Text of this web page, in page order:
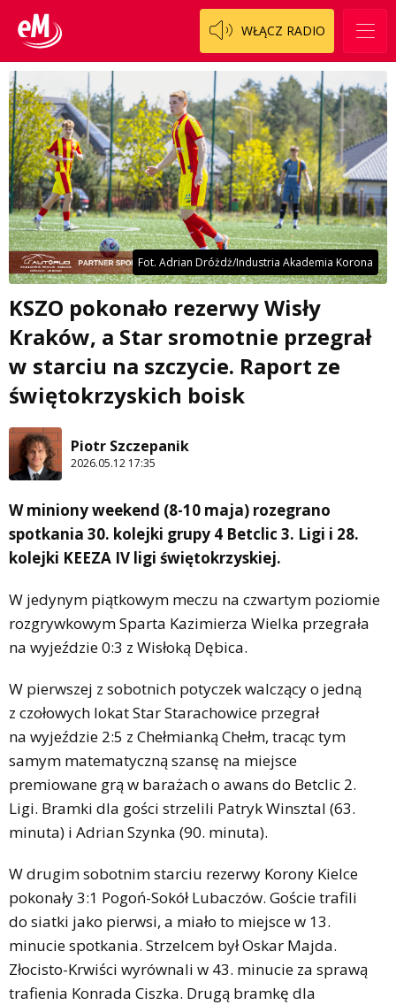
WŁĄCZ RADIO
Fot. Adrian Dróżdż/Industria Akademia Korona
KSZO pokonało rezerwy Wisły
Kraków, a Star sromotnie przegrał
w starciu na szczycie. Raport ze
świętokrzyskich boisk
Piotr Szczepanik
2026.05.12 17:35
W miniony weekend (8-10 maja) rozegrano
spotkania 30. kolejki grupy 4 Betclic 3. Ligi i 28.
kolejki KEEZA IV ligi świętokrzyskiej.
W jedynym piątkowym meczu na czwartym poziomie
rozgrywkowym Sparta Kazimierza Wielka przegrała
na wyjeździe 0:3 z Wisłoką Dębica.
W pierwszej z sobotnich potyczek walczący o jedną
z czołowych lokat Star Starachowice przegrał
na wyjeździe 2:5 z Chełmianką Chełm, tracąc tym
samym matematyczną szansę na miejsce
premiowane grą w barażach o awans do Betclic 2.
Ligi. Bramki dla gości strzelili Patryk Winsztal (63.
minuta) i Adrian Szynka (90. minuta).
W drugim sobotnim starciu rezerwy Korony Kielce
pokonały 3:1 Pogoń-Sokół Lubaczów. Goście trafili
do siatki jako pierwsi, a miało to miejsce w 13.
minucie spotkania. Strzelcem był Oskar Majda.
Złocisto-Krwiści wyrównali w 43. minucie za sprawą
trafienia Konrada Ciszka. Drugą bramkę dla